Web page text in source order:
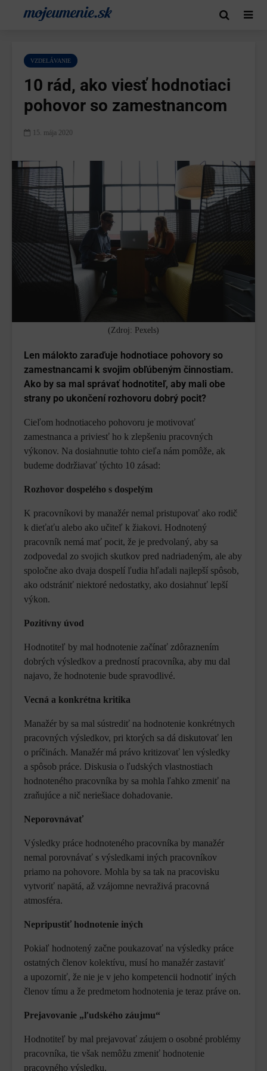
VZDELÁVANIE
10 rád, ako viesť hodnotiaci
pohovor so zamestnancom
15. mája 2020
(Zdroj: Pexels)
Len málokto zaraďuje hodnotiace pohovory so
zamestnancami k svojim obľúbeným činnostiam.
Ako by sa mal správať hodnotiteľ, aby mali obe
strany po ukončení rozhovoru dobrý pocit?
Cieľom hodnotiaceho pohovoru je motivovať
zamestnanca a priviesť ho k zlepšeniu pracovných
výkonov. Na dosiahnutie tohto cieľa nám pomôže, ak
budeme dodržiavať týchto 10 zásad:
Rozhovor dospelého s dospelým
K pracovníkovi by manažér nemal pristupovať ako rodič
k dieťaťu alebo ako učiteľ k žiakovi. Hodnotený
pracovník nemá mať pocit, že je predvolaný, aby sa
zodpovedal zo svojich skutkov pred nadriadeným, ale aby
spoločne ako dvaja dospelí ľudia hľadali najlepší spôsob,
ako odstrániť niektoré nedostatky, ako dosiahnuť lepší
výkon.
Pozitívny úvod
Hodnotiteľ by mal hodnotenie začínať zdôraznením
dobrých výsledkov a predností pracovníka, aby mu dal
najavo, že hodnotenie bude spravodlivé.
Vecná a konkrétna kritika
Manažér by sa mal sústrediť na hodnotenie konkrétnych
pracovných výsledkov, pri ktorých sa dá diskutovať len
o príčinách. Manažér má právo kritizovať len výsledky
a spôsob práce. Diskusia o ľudských vlastnostiach
hodnoteného pracovníka by sa mohla ľahko zmeniť na
zraňujúce a nič neriešiace dohadovanie.
Neporovnávať
Výsledky práce hodnoteného pracovníka by manažér
nemal porovnávať s výsledkami iných pracovníkov
priamo na pohovore. Mohla by sa tak na pracovisku
vytvoriť napätá, až vzájomne nevraživá pracovná
atmosféra.
Nepripustiť hodnotenie iných
Pokiaľ hodnotený začne poukazovať na výsledky práce
ostatných členov kolektívu, musí ho manažér zastaviť
a upozorniť, že nie je v jeho kompetencii hodnotiť iných
členov tímu a že predmetom hodnotenia je teraz práve on.
Prejavovanie „ľudského záujmu“
Hodnotiteľ by mal prejavovať záujem o osobné problémy
pracovníka, tie však nemôžu zmeniť hodnotenie
pracovného výsledku.